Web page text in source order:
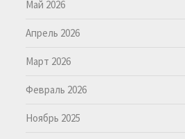
Май 2026
Апрель 2026
Март 2026
Февраль 2026
Ноябрь 2025